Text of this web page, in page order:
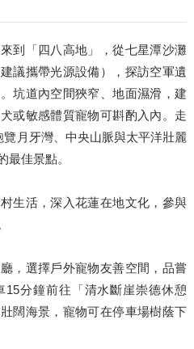
到「四八高地」，從七星潭沙灘
議攜帶光源設備），探訪空軍遺
坑道內空間狹窄、地面濕滑，建
或敏感體質寵物可斟酌入內。走
月牙灣、中央山脈與太平洋壯麗
最佳景點。
生活，深入花蓮在地文化，參與
，選擇戶外寵物友善空間，品嘗
分鐘前往「清水斷崖崇德休憩
闊海景，寵物可在停車場樹蔭下